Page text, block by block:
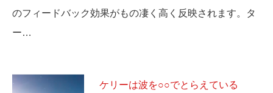
のフィードバック効果がもの凄く高く反映されます。タ
ー…
ケリーは波を○○でとらえている